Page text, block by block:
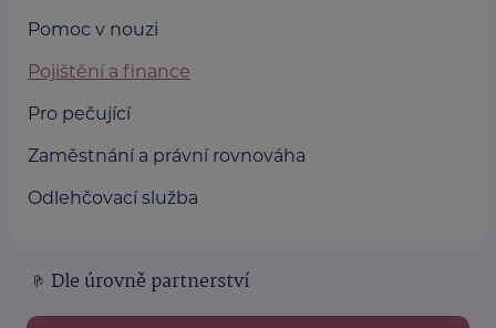
Pomoc v nouzi
Pojištění a finance
Pro pečující
Zaměstnání a právní rovnováha
Odlehčovací služba
Dle úrovně partnerství